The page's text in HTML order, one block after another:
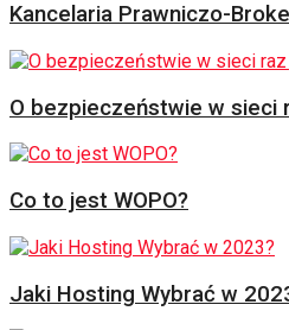
Kancelaria Prawniczo-
O bezpieczeństwie w sieci
Co to jest WOPO?
Jaki Hosting Wybrać w